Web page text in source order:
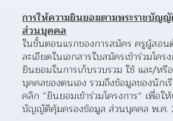
การให้ความยินยอมตามพระราชบัญ
ส่วนบุคคล
ในขั้นตอนแรกของการสมัคร ครูผู้สอน
ละเอียดในเอกสารใบสมัครเข้าร่วมโคร
ยินยอมในการเก็บรวบรวม ใช้ และ/หรื
บุคคลของตนเอง รวมถึงข้อมูลของนัก
คลิก “ยินยอมเข้าร่วมโครงการ” เพื่อใ
บัญญัติคุ้มครองข้อมูล ส่วนบุคคล พ.ศ.